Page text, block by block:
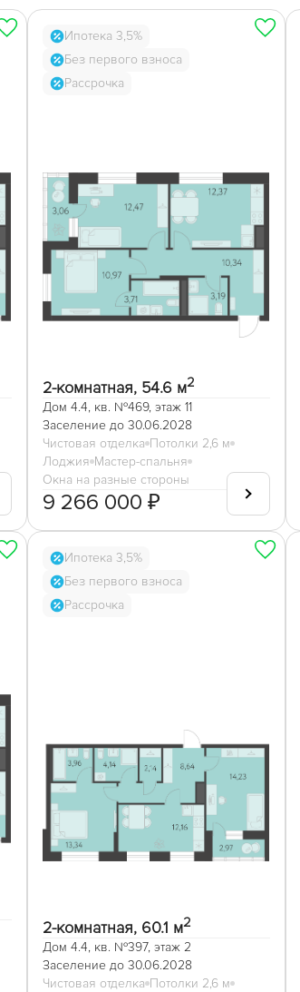
Ипотека 3,5%
Без первого взноса
Рассрочка
2-комнатная, 54.6 м2
Дом 4.4, кв. №469, этаж 11
Заселение до 30.06.2028
Чистовая отделка Потолки 2,6 м
Лоджия Мастер-спальня
Окна на разные стороны
9 266 000 ₽
Ипотека 3,5%
Без первого взноса
Рассрочка
2-комнатная, 60.1 м2
Дом 4.4, кв. №397, этаж 2
Заселение до 30.06.2028
Чистовая отделка Потолки 2,6 м